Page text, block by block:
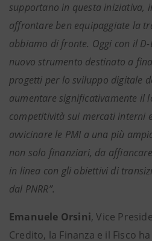
supportano in questa iniziativa,
affrontare ben equipaggiate la
abbiamo di fronte. Oggi con il
nuovo strumento destinato a
progetti per lo sviluppo digitale
aumentare significativamente il
competitività sui mercati interni
avvicinare le PMI a una più
non solo finanziari, da
in linea con gli obiettivi di
dal PNRR”.
Emanuele Orsini, Vice
Credito, la Finanza e il Fisco